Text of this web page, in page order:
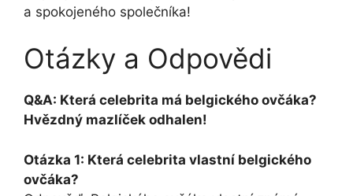
a spokojeného společníka!
Otázky a Odpovědi
Q&A: Která celebrita má belgického ovčáka?
Hvězdný mazlíček odhalen!
Otázka ⁤1: Která ⁣celebrita vlastní belgického
ovčáka?